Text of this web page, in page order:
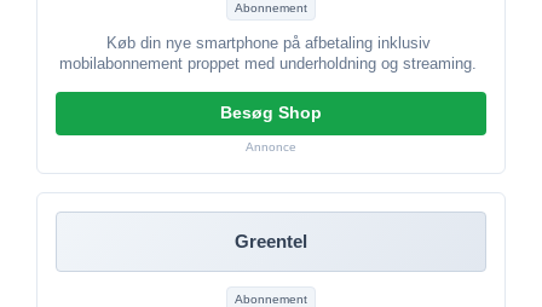
Abonnement
Køb din nye smartphone på afbetaling inklusiv
mobilabonnement proppet med underholdning og streaming.
Besøg Shop
Annonce
Greentel
Abonnement